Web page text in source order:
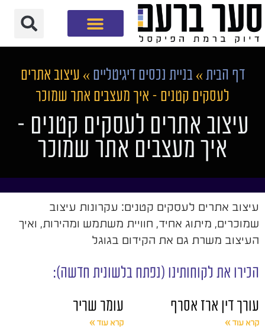
דף הבית »בניית נכסים דיגיטליים » עיצוב אתרים
לעסקים קטנים – איך מעצבים אתר שמוכר
עיצוב אתרים לעסקים קטנים –
איך מעצבים אתר שמוכר
עיצוב אתרים לעסקים קטנים: עקרונות עיצוב
שמוכרים, מיתוג אחיד, חוויית משתמש ומהירות, ואיך
העיצוב משרת גם את הקידום בגוגל
הכירו את לקוחותינו (נפתח בלשונית חדשה):
עורך דין ארז אסרף
קרא עוד »
עומר שריר
קרא עוד »